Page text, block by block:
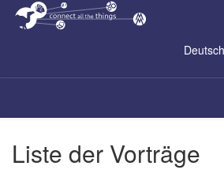
Zum
Inhalt
Liste der Vorträge